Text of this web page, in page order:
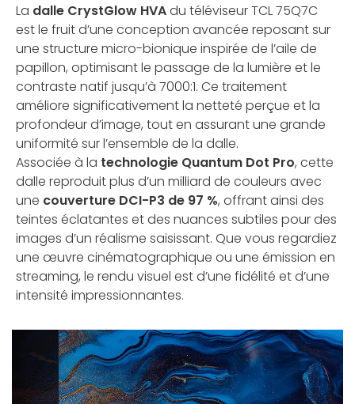
La dalle CrystGlow HVAdu téléviseur TCL 75Q7C
est le fruit d’une conception avancée reposant sur
une structure micro-bionique inspirée de l’aile de
papillon, optimisant le passage de la lumière et le
contraste natif jusqu’à 7000:1. Ce traitement
améliore significativement la netteté perçue et la
profondeur d’image, tout en assurant une grande
uniformité sur l’ensemble de la dalle.
Associée à la technologie Quantum Dot Pro, cette
dalle reproduit plus d’un milliard de couleurs avec
une couverture DCI-P3 de 97 %, offrant ainsi des
teintes éclatantes et des nuances subtiles pour des
images d’un réalisme saisissant. Que vous regardiez
une œuvre cinématographique ou une émission en
streaming, le rendu visuel est d’une fidélité et d’une
intensité impressionnantes.